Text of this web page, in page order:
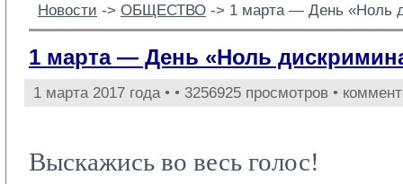
Новости -> ОБЩЕСТВО -> 1 марта — День «Ноль
1 марта — День «Ноль
1 марта 2017 года • • 3256925 просмотров •
Выскажись во весь голос!